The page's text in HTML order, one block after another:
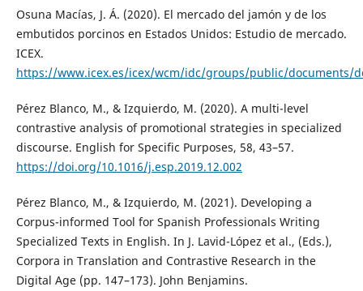
Osuna Macías, J. Á. (2020). El mercado del jamón y de los
embutidos porcinos en Estados Unidos: Estudio de mercado.
ICEX.
https://www.icex.es/icex/wcm/idc/groups/public/documents/
Pérez Blanco, M., & Izquierdo, M. (2020). A multi-level
contrastive analysis of promotional strategies in specialized
discourse. English for Specific Purposes, 58, 43–57.
https://doi.org/10.1016/j.esp.2019.12.002
Pérez Blanco, M., & Izquierdo, M. (2021). Developing a
Corpus-informed Tool for Spanish Professionals Writing
Specialized Texts in English. In J. Lavid-López et al., (Eds.),
Corpora in Translation and Contrastive Research in the
Digital Age (pp. 147–173). John Benjamins.